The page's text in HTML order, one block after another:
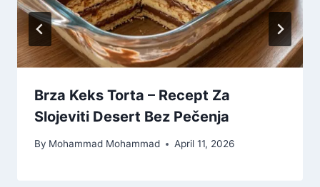
Brza Keks Torta – Recept Za
Slojeviti Desert Bez Pečenja
By Mohammad Mohammad April 11, 2026